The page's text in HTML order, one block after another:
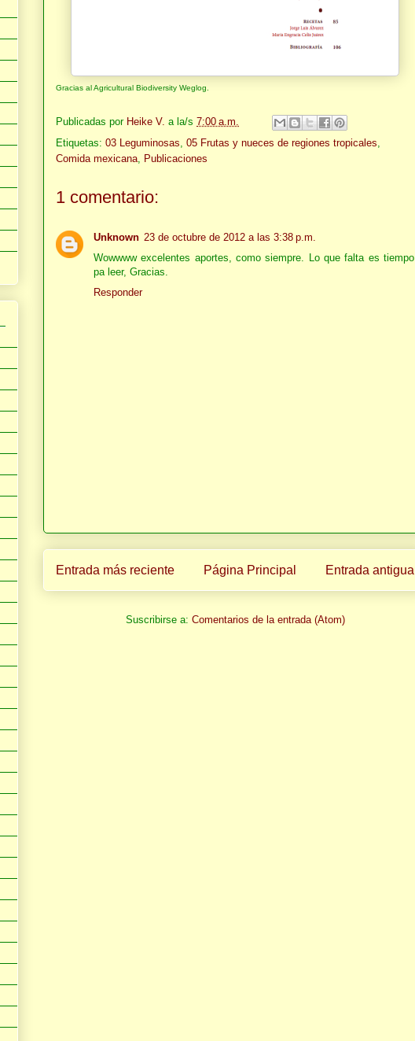
Gracias al Agricultural Biodiversity Weglog.
Publicadas por Heike V. a la/s 7:00 a.m.
Etiquetas: 03 Leguminosas, 05 Frutas y nueces de regiones tropicales,
Comida mexicana, Publicaciones
1 comentario:
Unknown 23 de octubre de 2012 a las 3:38 p.m.
Wowwww excelentes aportes, como siempre. Lo que falta es tiempo
pa leer, Gracias.
Responder
Entrada más reciente Entrada antigua
Página Principal
Suscribirse a: Comentarios de la entrada (Atom)